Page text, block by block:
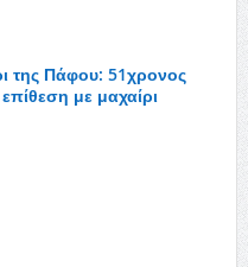
της Πάφου: 51χρονος
με μαχαίρι